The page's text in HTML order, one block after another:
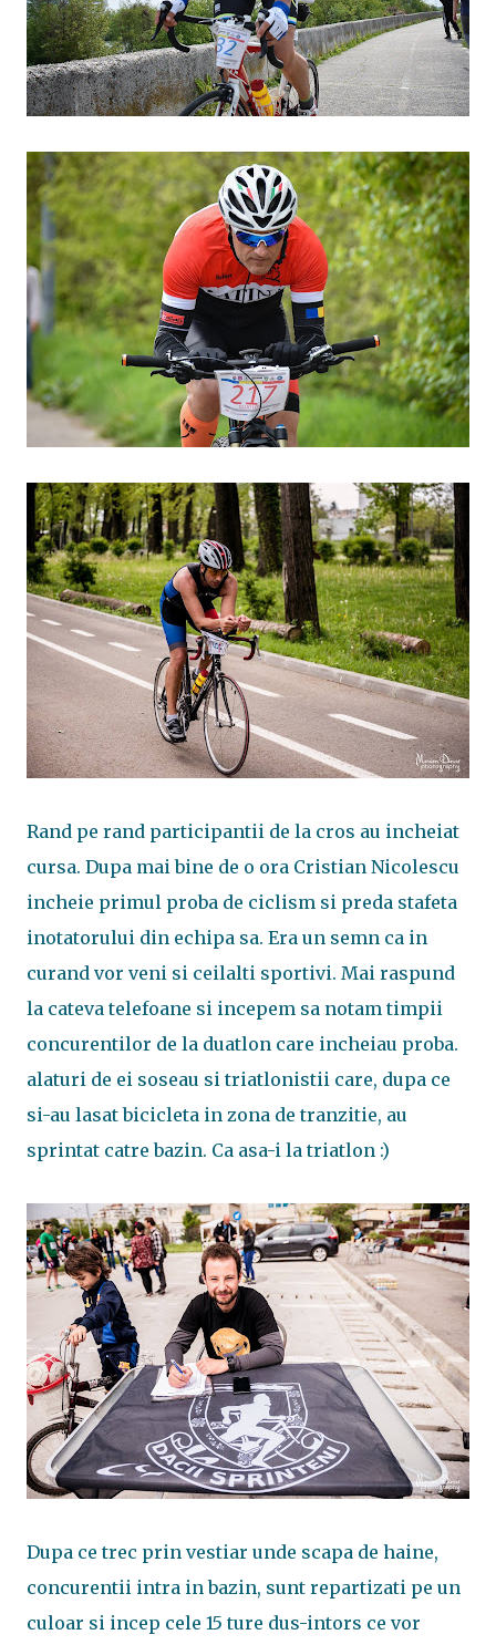
Rand pe rand participantii de la cros au incheiat
cursa. Dupa mai bine de o ora Cristian Nicolescu
incheie primul proba de ciclism si preda stafeta
inotatorului din echipa sa. Era un semn ca in
curand vor veni si ceilalti sportivi. Mai raspund
la cateva telefoane si incepem sa notam timpii
concurentilor de la duatlon care incheiau proba.
alaturi de ei soseau si triatlonistii care, dupa ce
si-au lasat bicicleta in zona de tranzitie, au
sprintat catre bazin. Ca asa-i la triatlon :)
Dupa ce trec prin vestiar unde scapa de haine,
concurentii intra in bazin, sunt repartizati pe un
culoar si incep cele 15 ture dus-intors ce vor